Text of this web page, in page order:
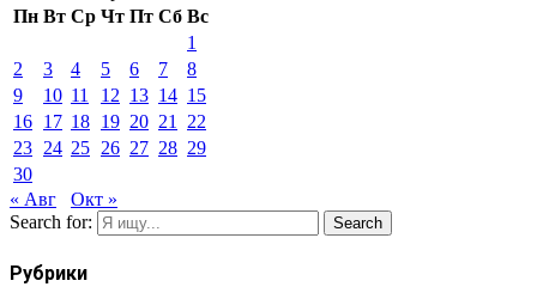
Пн Вт Ср Чт Пт Сб Вс
1
2
3 4 5 6 7
8
9
10 11 12 13 14 15
16 17 18 19 20 21
22
23 24 25 26 27 28 29
30
« Авг
Окт »
Search for:
Search
Рубрики